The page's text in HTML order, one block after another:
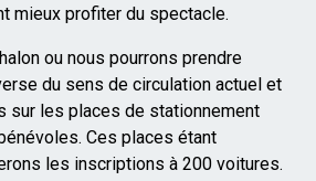
mieux profiter du spectacle.
ou nous pourrons prendre
du sens de circulation actuel et
sur les places de stationnement
Ces places étant
les inscriptions à 200 voitures.